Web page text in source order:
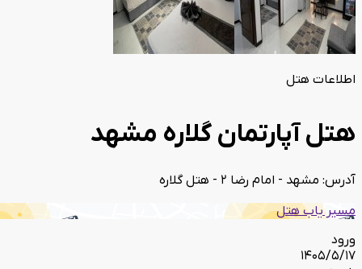
اطلاعات هتل
هتل آپارتمان گلاره مشهد
آدرس: مشهد - امام رضا 2 - هتل گلاره
مسیر یاب هتل
ورود
1405/5/17